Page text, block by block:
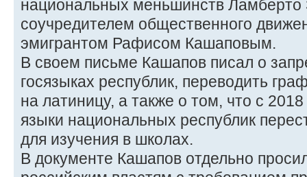
национальных меньшинств Ламберто
соучредителем общественного
эмигрантом Рафисом Кашаповым.
В своем письме Кашапов писал о
госязыках республик, переводить
на латиницу, а также о том, что с
языки национальных республик
для изучения в школах.
В документе Кашапов отдельно